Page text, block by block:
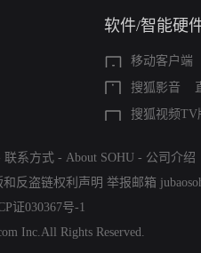
软件/智能硬
移动客户端
搜狐影音
搜狐视频TV
联系方式 - About SOHU - 公司介绍
和反盗链权利声明 举报邮箱
证030367号-1
Inc.All Rights Reserved.